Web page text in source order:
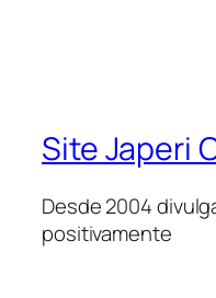
Site Japeri
Desde 2004
positivamente